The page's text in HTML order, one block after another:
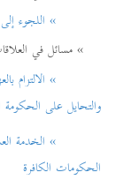
» اللجوء إلى
» مسائل في
» الالتزام
والتحايل على الحكومة
» الخدمة
الحكومات الكافرة